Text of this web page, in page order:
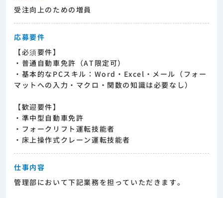
受注向上のための増員
応募要件
【必須要件】
・普通自動車免許（AT限定可）
・基本的なPCスキル：Word・Excel・メール（フォー
マットへの入力・マクロ・関数の知識は必要なし）
【歓迎要件】
・準中型自動車免許
・フォークリフト運転技能者
・床上操作式クレーン運転技能者
仕事内容
管理部において下記業務を担っていただきます。